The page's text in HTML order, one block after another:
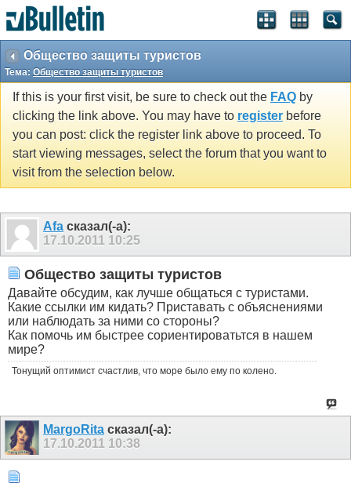
Общество защиты туристов
Тема: Общество защиты туристов
If this is your first visit, be sure to check out the FAQ by
clicking the link above. You may have to register before
you can post: click the register link above to proceed. To
start viewing messages, select the forum that you want to
visit from the selection below.
Afa сказал(-а):
17.10.2011 10:25
Общество защиты туристов
Давайте обсудим, как лучше общаться с туристами.
Какие ссылки им кидать? Приставать с объяснениями
или наблюдать за ними со стороны?
Как помочь им быстрее сориентироватьтся в нашем
мире?
Тонущий оптимист счастлив, что море было ему по колено.
MargoRita сказал(-а):
17.10.2011 10:38